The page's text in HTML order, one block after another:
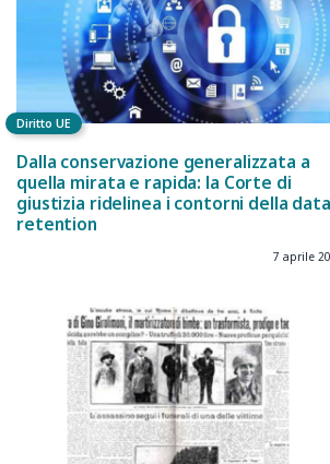
Diritto UE
Dalla conservazione generalizzata a
quella mirata e rapida: la Corte di
giustizia ridelinea i contorni della data
retention
7 aprile